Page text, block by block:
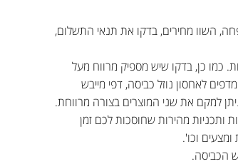
השוו מחירים, בדקו את תנאי התשלום,
כמו כן, בדקו שיש מספיק מרווח מעל
לאחסון נוזל כביסה, דפי מייבש
למקם את שני המוצרים בצורה מרווחת.
ותכניות מהירות שחוסכות לכם זמן
וכו'.
הכביסה.